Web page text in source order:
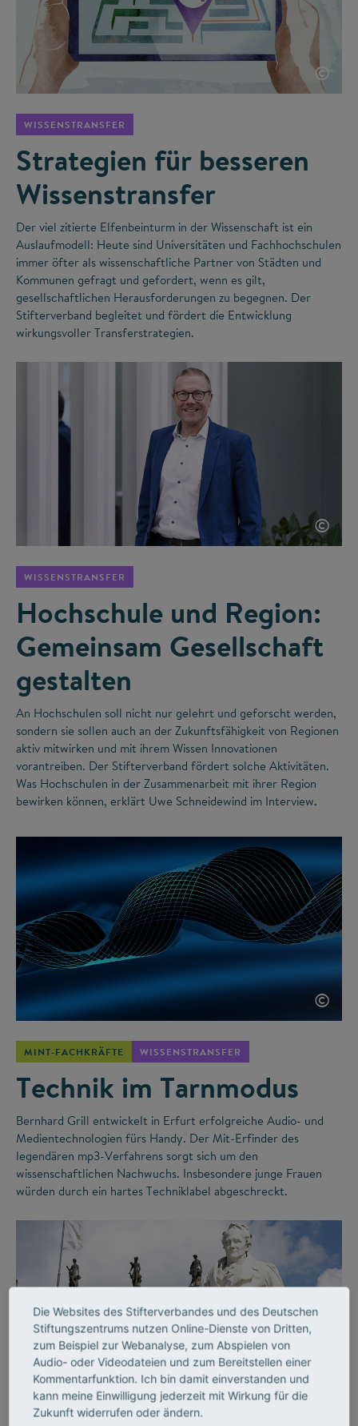
©
WISSENSTRANSFER
Strategien für besseren
Wissenstransfer
Der viel zitierte Elfenbeinturm in der Wissenschaft ist ein
Auslaufmodell: Heute sind Universitäten und Fachhochschulen
immer öfter als wissenschaftliche Partner von Städten und
Kommunen gefragt und gefordert, wenn es gilt,
gesellschaftlichen Herausforderungen zu begegnen. Der
Stifterverband begleitet und fördert die Entwicklung
wirkungsvoller Transferstrategien.
©
WISSENSTRANSFER
Hochschule und Region:
Gemeinsam Gesellschaft
gestalten
An Hochschulen soll nicht nur gelehrt und geforscht werden,
sondern sie sollen auch an der Zukunftsfähigkeit von Regionen
aktiv mitwirken und mit ihrem Wissen Innovationen
vorantreiben. Der Stifterverband fördert solche Aktivitäten.
Was Hochschulen in der Zusammenarbeit mit ihrer Region
bewirken können, erklärt Uwe Schneidewind im Interview.
©
MINT-FACHKRÄFTE WISSENSTRANSFER
Technik im Tarnmodus
Bernhard Grill entwickelt in Erfurt erfolgreiche Audio- und
Medientechnologien fürs Handy. Der Mit-Erfinder des
legendären mp3-Verfahrens sorgt sich um den
wissenschaftlichen Nachwuchs. Insbesondere junge Frauen
würden durch ein hartes Techniklabel abgeschreckt.
Die Websites des Stifterverbandes und des Deutschen
Stiftungszentrums nutzen Online-Dienste von Dritten,
zum Beispiel zur Webanalyse, zum Abspielen von
Audio- oder Videodateien und zum Bereitstellen einer
Kommentarfunktion. Ich bin damit einverstanden und
kann meine Einwilligung jederzeit mit Wirkung für die
Zukunft widerrufen oder ändern.